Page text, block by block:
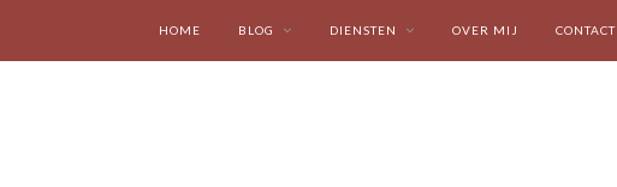
HOME BLOG DIENSTEN OVER MIJ CONTACT